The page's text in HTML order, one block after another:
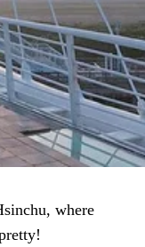
where